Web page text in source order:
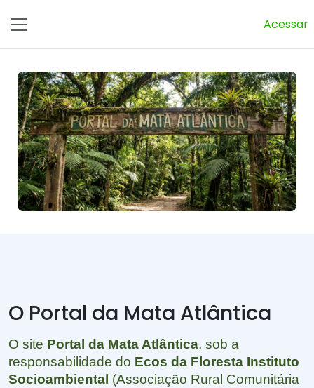
Acessar
O Portal da Mata Atlântica
O site Portal da Mata Atlântica, sob a
responsabilidade do Ecos da Floresta Instituto
Socioambiental (Associação Rural Comunitária